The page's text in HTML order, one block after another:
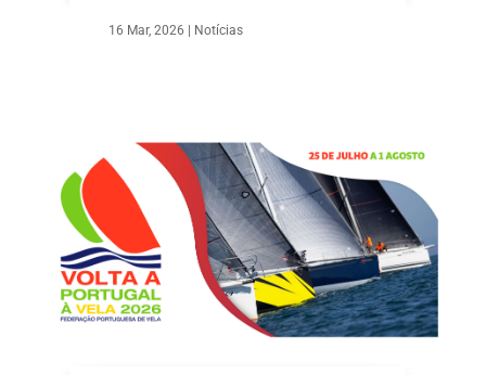
16 Mar, 2026 Notícias